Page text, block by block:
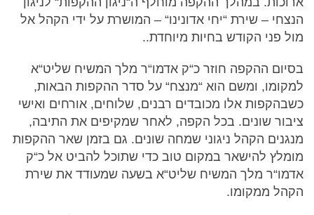
הנצחי – שירת “יחי אדונינו“ – המושרת על ידי הקהל אל
מול פני הקודש בחיות מיוחדת..
בסיום ההקפה חוזר כ“ק אדמו“ר מלך המשיח שליט“א
למקומו, ומשם הוא “מנצח“ על סדר ההקפות הבאות,
כשבהקפות אלו מכובדים רבנים, שלוחים, אורחים ואישי
ציבור שונים. בכל הקפה, לאחר שמקיפים את התיבה,
מנגנים הקהל ניגוני שמחה שונים. גם בזמן שאר ההקפות
מומלץ להישאר במקום טוב כדי שתוכל להביט אל כ“ק
אדמו“ר מלך המשיח שליט“א בשעה שמעודד את שירת
הקהל ממקומו.